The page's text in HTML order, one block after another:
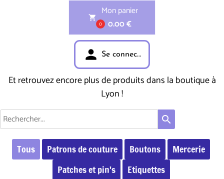
shopping_cart
0
Mon panier
0.00 €
person Se connecter
Et retrouvez encore plus de produits dans la boutique à
Lyon !
search
Tous Patrons de couture Boutons
Mercerie
Patches et pin's
Etiquettes